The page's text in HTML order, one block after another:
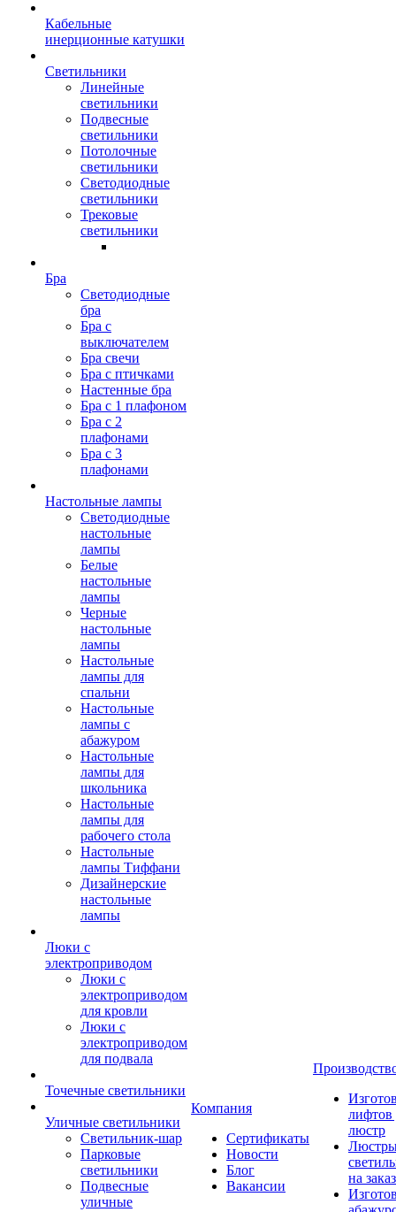
Кабельные
инерционные катушки
Светильники
Линейные
светильники
Подвесные
светильники
Потолочные
светильники
Светодиодные
светильники
Трековые
светильники
Бра
Светодиодные
бра
Бра с
выключателем
Бра свечи
Бра с птичками
Настенные бра
Бра с 1 плафоном
Бра с 2
плафонами
Бра с 3
плафонами
Настольные лампы
Светодиодные
настольные
лампы
Белые
настольные
лампы
Черные
настольные
лампы
Настольные
лампы для
спальни
Настольные
лампы с
абажуром
Настольные
лампы для
школьника
Настольные
лампы для
рабочего стола
Настольные
лампы Тиффани
Дизайнерские
настольные
лампы
Люки с
электроприводом
Люки с
электроприводом
для кровли
Люки с
электроприводом
для подвала
Точечные светильники
Уличные светильники
Светильник-шар
Парковые
светильники
Подвесные
уличные
Компания
Сертификаты
Новости
Блог
Вакансии
лифтов
люстр
на заказ